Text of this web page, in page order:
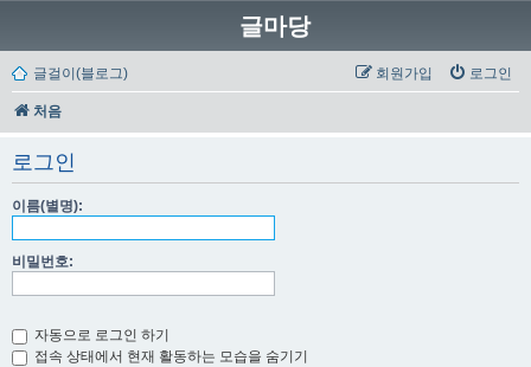
글마당
글걸이(블로그) 로그인
회원가입
처음
로그인
이름(별명):
비밀번호:
자동으로 로그인 하기
접속 상태에서 현재 활동하는 모습을 숨기기